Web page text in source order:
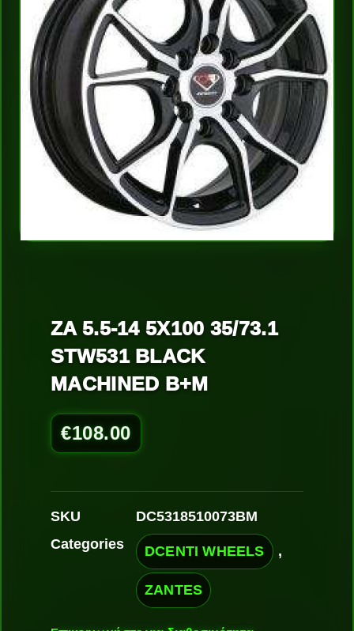
ZA 5.5-14 5X100 35/73.1
STW531 BLACK
MACHINED B+M
€108.00
SKU
DC5318510073BM
Categories
DCENTI WHEELS ,
ZANTES